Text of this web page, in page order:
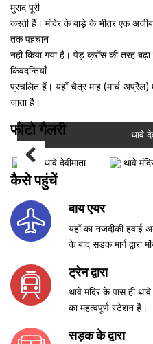
मुराद पूरी
करती हैं। मंदिर के बाड़े के भीतर एक
तक पहचान
नहीं किया गया है। पेड़ क्रॉस की तरह
किंवंदन्तियाँ
प्रचलित हैं। यहाँ चैत्र माह (मार्च-
जाता है।
फोटो गैलरी थावे
कैसे पहुंचें
बाय एयर
यहाँ का नजदीकी हवाई
के बाद सड़क मार्ग द्वारा
ट्रेन द्वारा
थावे मंदिर के पास ही
का महत्वपूर्ण स्टेशन है।
सड़क के द्वारा